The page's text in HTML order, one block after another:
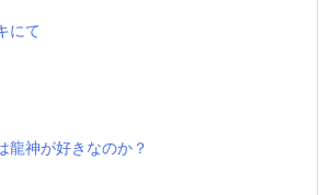
にて
龍神が好きなのか？